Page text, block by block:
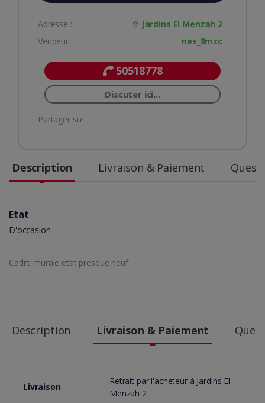
Adresse :
Jardins El Menzah 2
Vendeur :
nes_8mzc
50518778
Discuter ici...
Partager sur:
Description Livraison & Paiement
Etat
D'occasion
Cadre murale etat presque neuf
Description Livraison & Paiement
Livraison
Retrait par l'acheteur à Jardins El
Menzah 2